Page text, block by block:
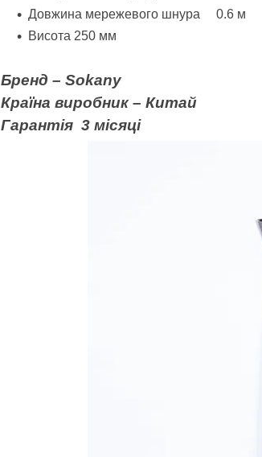
Довжина мережевого шнура
0.6 м
Висота 250 мм
Бренд – Sokany
Країна виробник – Китай
Гарантія 3 місяці